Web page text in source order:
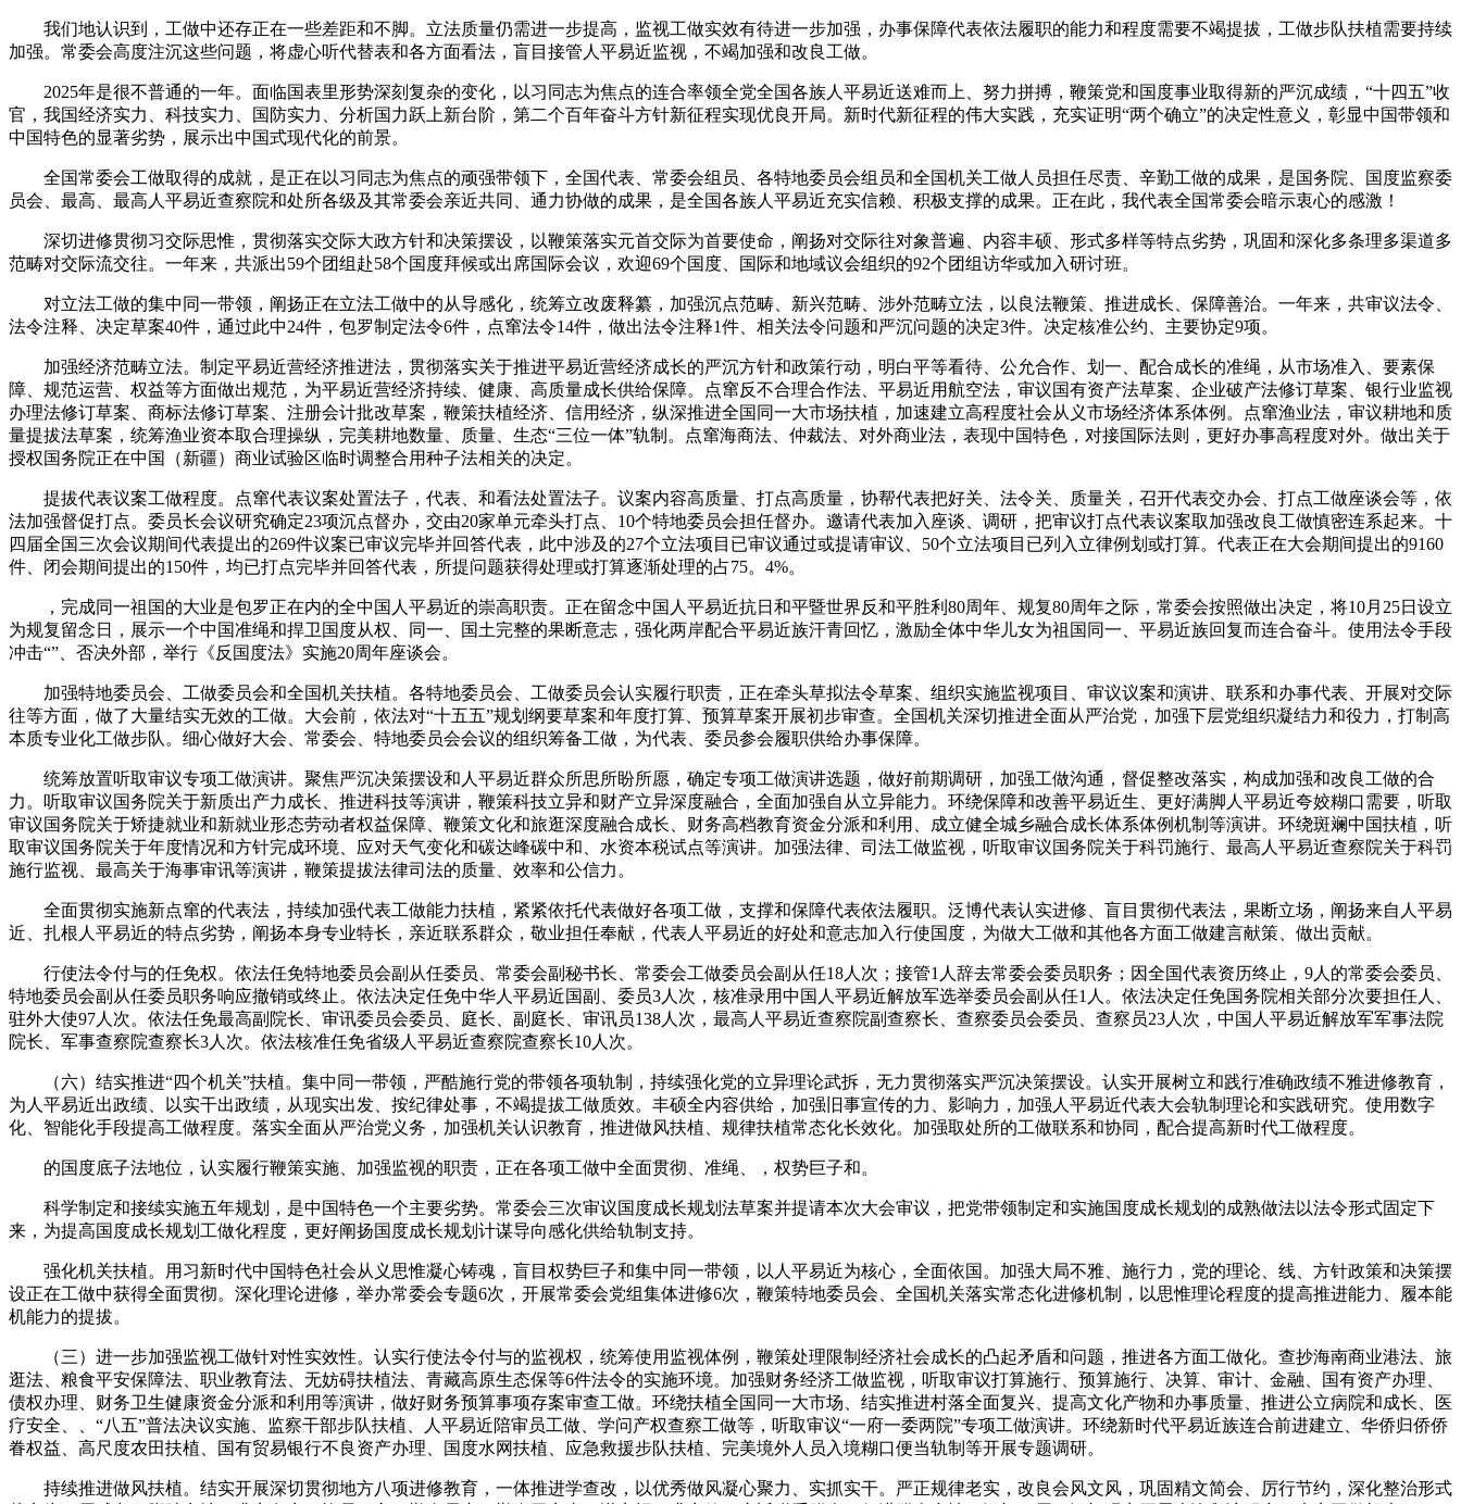
我们地认识到，工做中还存正在一些差距和不脚。立法质量仍需进一步提高，监视工做实效有待进一步加强，办事保障代表依法履职的能力和程度需要不竭提拔，工做步队扶植需要持续
加强。常委会高度注沉这些问题，将虚心听代替表和各方面看法，盲目接管人平易近监视，不竭加强和改良工做。
2025年是很不普通的一年。面临国表里形势深刻复杂的变化，以习同志为焦点的连合率领全党全国各族人平易近送难而上、努力拼搏，鞭策党和国度事业取得新的严沉成绩，“十四五”收
官，我国经济实力、科技实力、国防实力、分析国力跃上新台阶，第二个百年奋斗方针新征程实现优良开局。新时代新征程的伟大实践，充实证明“两个确立”的决定性意义，彰显中国带领和
中国特色的显著劣势，展示出中国式现代化的前景。
全国常委会工做取得的成就，是正在以习同志为焦点的顽强带领下，全国代表、常委会组员、各特地委员会组员和全国机关工做人员担任尽责、辛勤工做的成果，是国务院、国度监察委
员会、最高、最高人平易近查察院和处所各级及其常委会亲近共同、通力协做的成果，是全国各族人平易近充实信赖、积极支撑的成果。正在此，我代表全国常委会暗示衷心的感激！
深切进修贯彻习交际思惟，贯彻落实交际大政方针和决策摆设，以鞭策落实元首交际为首要使命，阐扬对交际往对象普遍、内容丰硕、形式多样等特点劣势，巩固和深化多条理多渠道多
范畴对交际流交往。一年来，共派出59个团组赴58个国度拜候或出席国际会议，欢迎69个国度、国际和地域议会组织的92个团组访华或加入研讨班。
对立法工做的集中同一带领，阐扬正在立法工做中的从导感化，统筹立改废释纂，加强沉点范畴、新兴范畴、涉外范畴立法，以良法鞭策、推进成长、保障善治。一年来，共审议法令、
法令注释、决定草案40件，通过此中24件，包罗制定法令6件，点窜法令14件，做出法令注释1件、相关法令问题和严沉问题的决定3件。决定核准公约、主要协定9项。
加强经济范畴立法。制定平易近营经济推进法，贯彻落实关于推进平易近营经济成长的严沉方针和政策行动，明白平等看待、公允合作、划一、配合成长的准绳，从市场准入、要素保
障、规范运营、权益等方面做出规范，为平易近营经济持续、健康、高质量成长供给保障。点窜反不合理合作法、平易近用航空法，审议国有资产法草案、企业破产法修订草案、银行业监视
办理法修订草案、商标法修订草案、注册会计批改草案，鞭策扶植经济、信用经济，纵深推进全国同一大市场扶植，加速建立高程度社会从义市场经济体系体例。点窜渔业法，审议耕地和质
量提拔法草案，统筹渔业资本取合理操纵，完美耕地数量、质量、生态“三位一体”轨制。点窜海商法、仲裁法、对外商业法，表现中国特色，对接国际法则，更好办事高程度对外。做出关于
授权国务院正在中国（新疆）商业试验区临时调整合用种子法相关的决定。
提拔代表议案工做程度。点窜代表议案处置法子，代表、和看法处置法子。议案内容高质量、打点高质量，协帮代表把好关、法令关、质量关，召开代表交办会、打点工做座谈会等，依
法加强督促打点。委员长会议研究确定23项沉点督办，交由20家单元牵头打点、10个特地委员会担任督办。邀请代表加入座谈、调研，把审议打点代表议案取加强改良工做慎密连系起来。十
四届全国三次会议期间代表提出的269件议案已审议完毕并回答代表，此中涉及的27个立法项目已审议通过或提请审议、50个立法项目已列入立律例划或打算。代表正在大会期间提出的9160
件、闭会期间提出的150件，均已打点完毕并回答代表，所提问题获得处理或打算逐渐处理的占75。4%。
，完成同一祖国的大业是包罗正在内的全中国人平易近的崇高职责。正在留念中国人平易近抗日和平暨世界反和平胜利80周年、规复80周年之际，常委会按照做出决定，将10月25日设立
为规复留念日，展示一个中国准绳和捍卫国度从权、同一、国土完整的果断意志，强化两岸配合平易近族汗青回忆，激励全体中华儿女为祖国同一、平易近族回复而连合奋斗。使用法令手段
冲击“”、否决外部，举行《反国度法》实施20周年座谈会。
加强特地委员会、工做委员会和全国机关扶植。各特地委员会、工做委员会认实履行职责，正在牵头草拟法令草案、组织实施监视项目、审议议案和演讲、联系和办事代表、开展对交际
往等方面，做了大量结实无效的工做。大会前，依法对“十五五”规划纲要草案和年度打算、预算草案开展初步审查。全国机关深切推进全面从严治党，加强下层党组织凝结力和役力，打制高
本质专业化工做步队。细心做好大会、常委会、特地委员会会议的组织筹备工做，为代表、委员参会履职供给办事保障。
统筹放置听取审议专项工做演讲。聚焦严沉决策摆设和人平易近群众所思所盼所愿，确定专项工做演讲选题，做好前期调研，加强工做沟通，督促整改落实，构成加强和改良工做的合
力。听取审议国务院关于新质出产力成长、推进科技等演讲，鞭策科技立异和财产立异深度融合，全面加强自从立异能力。环绕保障和改善平易近生、更好满脚人平易近夸姣糊口需要，听取
审议国务院关于矫捷就业和新就业形态劳动者权益保障、鞭策文化和旅逛深度融合成长、财务高档教育资金分派和利用、成立健全城乡融合成长体系体例机制等演讲。环绕斑斓中国扶植，听
取审议国务院关于年度情况和方针完成环境、应对天气变化和碳达峰碳中和、水资本税试点等演讲。加强法律、司法工做监视，听取审议国务院关于科罚施行、最高人平易近查察院关于科罚
施行监视、最高关于海事审讯等演讲，鞭策提拔法律司法的质量、效率和公信力。
全面贯彻实施新点窜的代表法，持续加强代表工做能力扶植，紧紧依托代表做好各项工做，支撑和保障代表依法履职。泛博代表认实进修、盲目贯彻代表法，果断立场，阐扬来自人平易
近、扎根人平易近的特点劣势，阐扬本身专业特长，亲近联系群众，敬业担任奉献，代表人平易近的好处和意志加入行使国度，为做大工做和其他各方面工做建言献策、做出贡献。
行使法令付与的任免权。依法任免特地委员会副从任委员、常委会副秘书长、常委会工做委员会副从任18人次；接管1人辞去常委会委员职务；因全国代表资历终止，9人的常委会委员、
特地委员会副从任委员职务响应撤销或终止。依法决定任免中华人平易近国副、委员3人次，核准录用中国人平易近解放军选举委员会副从任1人。依法决定任免国务院相关部分次要担任人、
驻外大使97人次。依法任免最高副院长、审讯委员会委员、庭长、副庭长、审讯员138人次，最高人平易近查察院副查察长、查察委员会委员、查察员23人次，中国人平易近解放军军事法院
院长、军事查察院查察长3人次。依法核准任免省级人平易近查察院查察长10人次。
（六）结实推进“四个机关”扶植。集中同一带领，严酷施行党的带领各项轨制，持续强化党的立异理论武拆，无力贯彻落实严沉决策摆设。认实开展树立和践行准确政绩不雅进修教育，
为人平易近出政绩、以实干出政绩，从现实出发、按纪律处事，不竭提拔工做质效。丰硕全内容供给，加强旧事宣传的力、影响力，加强人平易近代表大会轨制理论和实践研究。使用数字
化、智能化手段提高工做程度。落实全面从严治党义务，加强机关认识教育，推进做风扶植、规律扶植常态化长效化。加强取处所的工做联系和协同，配合提高新时代工做程度。
的国度底子法地位，认实履行鞭策实施、加强监视的职责，正在各项工做中全面贯彻、准绳、，权势巨子和。
科学制定和接续实施五年规划，是中国特色一个主要劣势。常委会三次审议国度成长规划法草案并提请本次大会审议，把党带领制定和实施国度成长规划的成熟做法以法令形式固定下
来，为提高国度成长规划工做化程度，更好阐扬国度成长规划计谋导向感化供给轨制支持。
强化机关扶植。用习新时代中国特色社会从义思惟凝心铸魂，盲目权势巨子和集中同一带领，以人平易近为核心，全面依国。加强大局不雅、施行力，党的理论、线、方针政策和决策摆
设正在工做中获得全面贯彻。深化理论进修，举办常委会专题6次，开展常委会党组集体进修6次，鞭策特地委员会、全国机关落实常态化进修机制，以思惟理论程度的提高推进能力、履本能
机能力的提拔。
（三）进一步加强监视工做针对性实效性。认实行使法令付与的监视权，统筹使用监视体例，鞭策处理限制经济社会成长的凸起矛盾和问题，推进各方面工做化。查抄海南商业港法、旅
逛法、粮食平安保障法、职业教育法、无妨碍扶植法、青藏高原生态保等6件法令的实施环境。加强财务经济工做监视，听取审议打算施行、预算施行、决算、审计、金融、国有资产办理、
债权办理、财务卫生健康资金分派和利用等演讲，做好财务预算事项存案审查工做。环绕扶植全国同一大市场、结实推进村落全面复兴、提高文化产物和办事质量、推进公立病院和成长、医
疗安全、、“八五”普法决议实施、监察干部步队扶植、人平易近陪审员工做、学问产权查察工做等，听取审议“一府一委两院”专项工做演讲。环绕新时代平易近族连合前进建立、华侨归侨侨
眷权益、高尺度农田扶植、国有贸易银行不良资产办理、国度水网扶植、应急救援步队扶植、完美境外人员入境糊口便当轨制等开展专题调研。
持续推进做风扶植。结实开展深切贯彻地方八项进修教育，一体推进学查改，以优秀做风凝心聚力、实抓实干。严正规律老实，改良会风文风，巩固精文简会、厉行节约，深化整治形式